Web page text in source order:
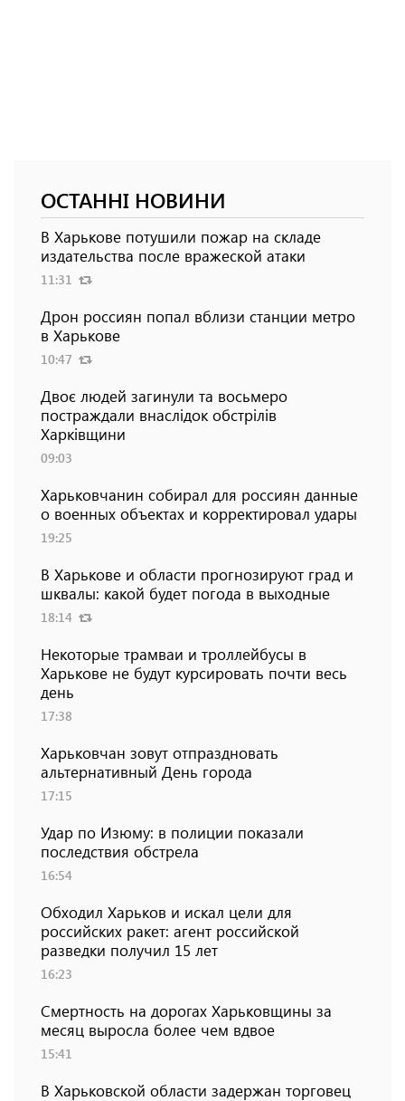
ОСТАННІ НОВИНИ
В Харькове потушили пожар на складе
издательства после вражеской атаки
11:31
Дрон россиян попал вблизи станции метро
в Харькове
10:47
Двоє людей загинули та восьмеро
постраждали внаслідок обстрілів
Харківщини
09:03
Харьковчанин собирал для россиян данные
о военных объектах и ​​корректировал удары
19:25
В Харькове и области прогнозируют град и
шквалы: какой будет погода в выходные
18:14
Некоторые трамваи и троллейбусы в
Харькове не будут курсировать почти весь
день
17:38
Харьковчан зовут отпраздновать
альтернативный День города
17:15
Удар по Изюму: в полиции показали
последствия обстрела
16:54
Обходил Харьков и искал цели для
российских ракет: агент российской
разведки получил 15 лет
16:23
Смертность на дорогах Харьковщины за
месяц выросла более чем вдвое
15:41
В Харьковской области задержан торговец